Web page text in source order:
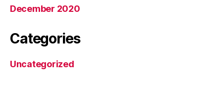
December 2020
Categories
Uncategorized